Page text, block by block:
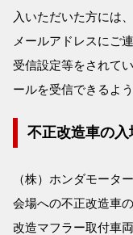
入いただいた方には
メールアドレスにご
受信設定等をされて
ールを受信できるよ
不正改造車の入
（株）ホンダモータ
会場への不正改造車
改造マフラー取付車